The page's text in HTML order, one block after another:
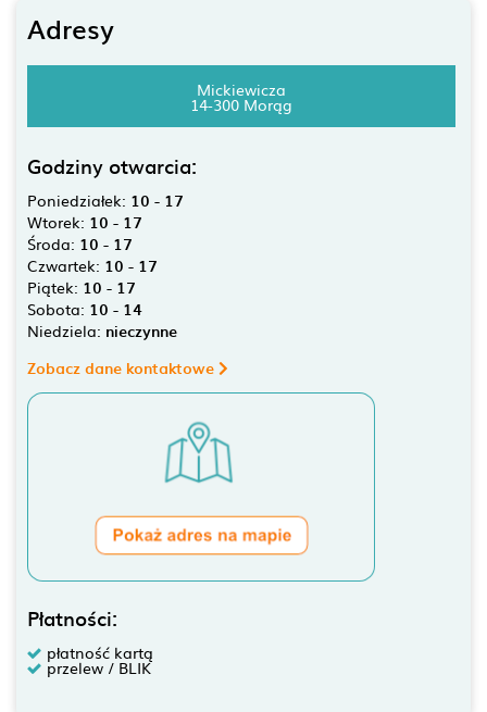
Adresy
Mickiewicza
14-300 Morąg
Godziny otwarcia:
Poniedziałek: 10 - 17
Wtorek: 10 - 17
Środa: 10 - 17
Czwartek: 10 - 17
Piątek: 10 - 17
Sobota: 10 - 14
Niedziela: nieczynne
Zobacz dane kontaktowe
Płatności:
płatność kartą
przelew / BLIK